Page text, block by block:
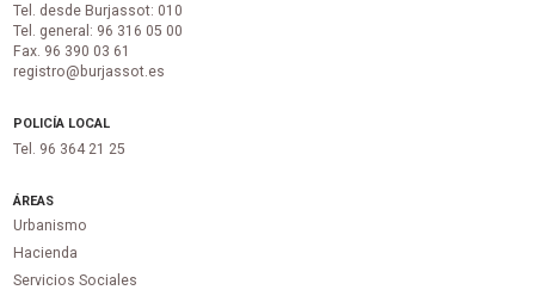
Tel. desde Burjassot: 010
Tel. general: 96 316 05 00
Fax. 96 390 03 61
registro@burjassot.es
POLICÍA LOCAL
Tel. 96 364 21 25
ÁREAS
Urbanismo
Hacienda
Servicios Sociales